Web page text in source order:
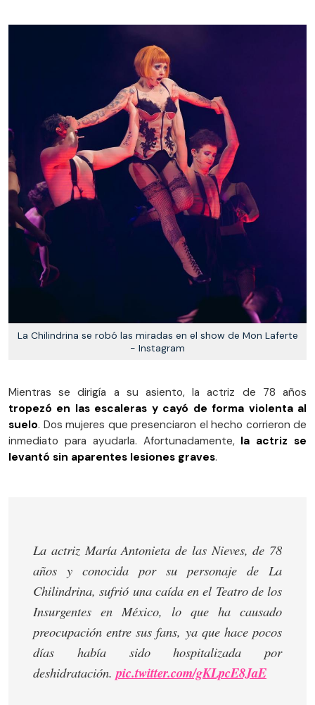
La Chilindrina se robó las miradas en el show de Mon Laferte
- Instagram
Mientras se dirigía a su asiento, la actriz de 78 años
tropezó en las escaleras y cayó de forma violenta al
suelo. Dos mujeres que presenciaron el hecho corrieron de
inmediato para ayudarla. Afortunadamente, la actriz se
levantó sin aparentes lesiones graves.
La actriz María Antonieta de las Nieves, de 78
años y conocida por su personaje de La
Chilindrina, sufrió una caída en el Teatro de los
Insurgentes en México, lo que ha causado
preocupación entre sus fans, ya que hace pocos
días había sido hospitalizada por
deshidratación. pic.twitter.com/gKLpcE8JaE